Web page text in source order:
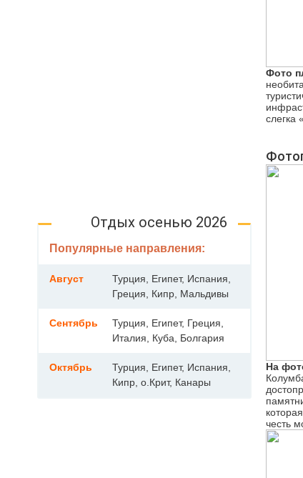
Фото
слегка
На
честь
Отдых осенью 2026
Популярные направления:
Август
Турция, Египет, Испания,
Греция, Кипр, Мальдивы
Сентябрь
Турция, Египет, Греция,
Италия, Куба, Болгария
Октябрь
Турция, Египет, Испания,
Кипр, о.Крит, Канары